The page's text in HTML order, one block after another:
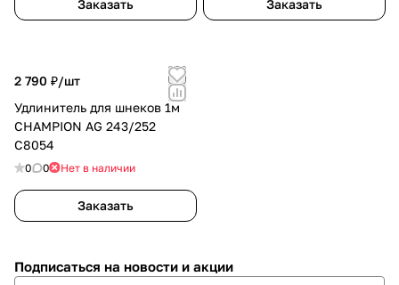
Заказать Заказать
2 790 ₽/шт
Удлинитель для шнеков 1м
CHAMPION AG 243/252
С8054
0 0 Нет в наличии
Заказать
Подписаться на новости и акции